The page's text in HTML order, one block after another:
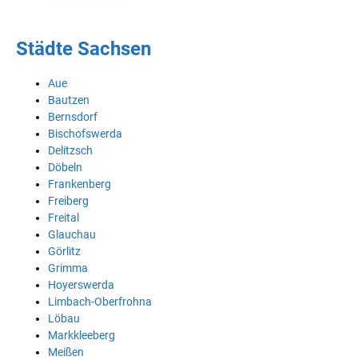
Städte Sachsen
Aue
Bautzen
Bernsdorf
Bischofswerda
Delitzsch
Döbeln
Frankenberg
Freiberg
Freital
Glauchau
Görlitz
Grimma
Hoyerswerda
Limbach-Oberfrohna
Löbau
Markkleeberg
Meißen